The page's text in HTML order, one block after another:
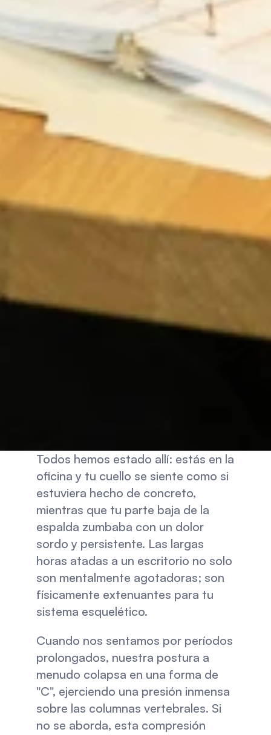
Todos hemos estado allí: estás en la
oficina y tu cuello se siente como si
estuviera hecho de concreto,
mientras que tu parte baja de la
espalda zumbaba con un dolor
sordo y persistente. Las largas
horas atadas a un escritorio no solo
son mentalmente agotadoras; son
físicamente extenuantes para tu
sistema esquelético.
Cuando nos sentamos por períodos
prolongados, nuestra postura a
menudo colapsa en una forma de
"C", ejerciendo una presión inmensa
sobre las columnas vertebrales. Si
no se aborda, esta compresión